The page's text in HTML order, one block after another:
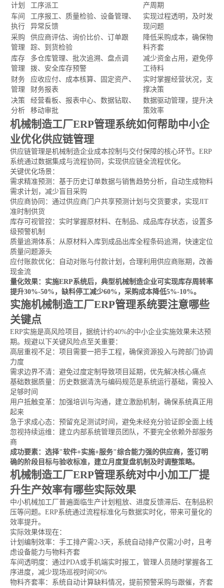
计划
工序派工
产周期
车间
执行
工序报工、质量检验、设备管理、
异常反馈
实现过程透明，及时发
现问题
采购
管理
供应商评估、询价比价、订单跟
踪、到货检验
降低采购成本，确保物
料齐套
库存
管理
多仓库管理、批次追溯、盘点调
拨、安全库存预警
减少资金占用，避免停
工待料
财务
管理
应收应付、成本核算、固定资产、
财务报表
实时掌握经营状况，支
撑决策
决策
分析
经营看板、报表中心、数据钻取、
移动审批
数据驱动管理，提升决
策效率
机械制造工厂ERP管理系统如何帮助中小企
业优化供应链管理
供应链管理是机械制造企业成本控制与交付保障的核心环节。ERP
系统通过数据集成与流程协同，实现供应链全流程优化。
关键优化场景：
需求精准预测：基于历史订单数据与销售趋势分析，自动生成物料
需求计划，减少盲目采购
供应商协同：通过供应商门户共享预测计划与交货要求，实现JIT
准时制供货
库存可视管控：实时掌握原材料、在制品、成品库存状态，设置多
级预警机制
质量追溯体系：从原材料入库到成品出库全程条码追溯，快速定位
质量问题源头
应付账款优化：自动对账与付款计划，合理利用供应商账期，改善
现金流
量化效果：实施ERP系统后，典型机械制造企业可实现库存周转率
提升30%-50%，缺料停工减少60%，采购成本降低5%-10%。
实施机械制造工厂ERP管理系统要注意哪些
关键点
ERP实施是高风险项目，据统计约40%的中小企业实施效果未达预
期。规避以下关键风险点至关重要：
高层重视不足：项目需要一把手工程，确保资源投入与跨部门协调
力度
需求边界不清：避免过度定制导致项目延期，优先解决核心痛点
基础数据质量：历史数据清洗与编码规范是系统运行基础，需投入
足够时间
用户抵触变革：加强培训与沟通，建立激励机制，确保系统真正用
起来
急于求成心态：预留充足测试时间，避免未经充分验证即全面上线
忽视持续运维：建立内部系统管理员团队，不要完全依赖外部服务
商
成功要素：选择"软件+实施+服务"综合能力强的供应商，签订明
确的阶段目标与验收标准，建立月度复盘机制及时调整策略。
机械制造工厂ERP管理系统对中小加工厂提
升生产效率有哪些实际效果
中小机械加工厂普遍面临生产计划粗放、进度反馈滞后、在制品积
压等问题。ERP系统通过流程标准化与数据实时化，带来可量化的
效率提升。
实际效果体现在：
计划编制效率：手工排产需2-3天，系统自动排产仅需2小时，且考
虑设备能力与物料齐套
车间透明度：通过PDA或手机端实时报工，管理人员随时掌握各工
序进度，减少现场巡视时间50%
物料齐套率：系统自动计算缺料情况，提前预警采购与跟催，齐套